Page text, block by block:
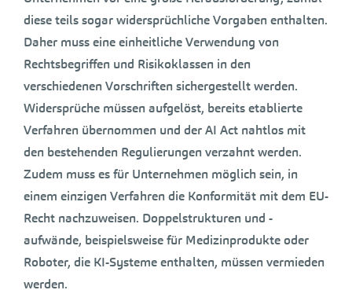
diese teils sogar widersprüchliche Vorgaben enthalten.
Daher muss eine einheitliche Verwendung von
Rechtsbegriffen und Risikoklassen in den
verschiedenen Vorschriften sichergestellt werden.
Widersprüche müssen aufgelöst, bereits etablierte
Verfahren übernommen und der AI Act nahtlos mit
den bestehenden Regulierungen verzahnt werden.
Zudem muss es für Unternehmen möglich sein, in
einem einzigen Verfahren die Konformität mit dem EU-
Recht nachzuweisen. Doppelstrukturen und -
aufwände, beispielsweise für Medizinprodukte oder
Roboter, die KI-Systeme enthalten, müssen vermieden
werden.